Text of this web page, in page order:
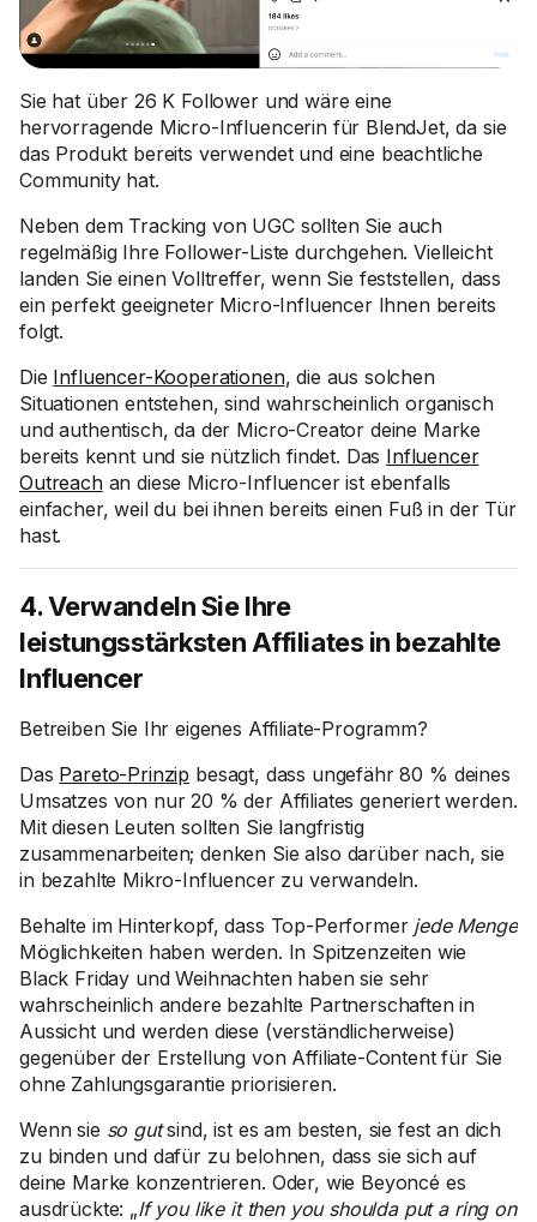
Sie hat über 26 K Follower und wäre eine
hervorragende Micro-Influencerin für BlendJet, da sie
das Produkt bereits verwendet und eine beachtliche
Community hat.
Neben dem Tracking von UGC sollten Sie auch
regelmäßig Ihre Follower-Liste durchgehen. Vielleicht
landen Sie einen Volltreffer, wenn Sie feststellen, dass
ein perfekt geeigneter Micro-Influencer Ihnen bereits
folgt.
Die Influencer-Kooperationen, die aus solchen
Situationen entstehen, sind wahrscheinlich organisch
und authentisch, da der Micro-Creator deine Marke
bereits kennt und sie nützlich findet. Das Influencer
Outreachan diese Micro-Influencer ist ebenfalls
einfacher, weil du bei ihnen bereits einen Fuß in der Tür
hast.
4. Verwandeln Sie Ihre
leistungsstärksten Affiliates in bezahlte
Influencer
Betreiben Sie Ihr eigenes Affiliate-Programm?
Das Pareto-Prinzip besagt, dass ungefähr 80 % deines
Umsatzes von nur 20 % der Affiliates generiert werden.
Mit diesen Leuten sollten Sie langfristig
zusammenarbeiten; denken Sie also darüber nach, sie
in bezahlte Mikro-Influencer zu verwandeln.
Behalte im Hinterkopf, dass Top-Performer jede Menge
Möglichkeiten haben werden. In Spitzenzeiten wie
Black Friday und Weihnachten haben sie sehr
wahrscheinlich andere bezahlte Partnerschaften in
Aussicht und werden diese (verständlicherweise)
gegenüber der Erstellung von Affiliate-Content für Sie
ohne Zahlungs­garantie priorisieren.
Wenn sie so gutsind, ist es am besten, sie fest an dich
zu binden und dafür zu belohnen, dass sie sich auf
deine Marke konzentrieren. Oder, wie Beyoncé es
ausdrückte: „If you like it then you shoulda put a ring on